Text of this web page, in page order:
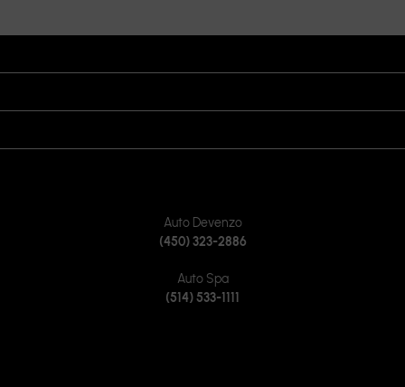
Auto Devenzo
(450) 323-2886
Auto Spa
(514) 533-1111